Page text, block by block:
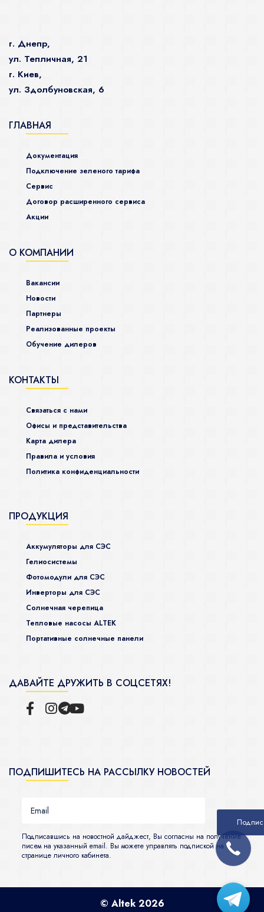
г. Днепр,
ул. Тепличная, 21
г. Киев,
ул. Здолбуновская, 6
ГЛАВНАЯ
Документация
Подключение зеленого тарифа
Сервис
Договор расширенного сервиса
Акции
О КОМПАНИИ
Вакансии
Новости
Партнеры
Реализованные проекты
Обучение дилеров
КОНТАКТЫ
Связаться с нами
Офисы и представительства
Карта дилера
Правила и условия
Политика конфиденциальности
ПРОДУКЦИЯ
Аккумуляторы для СЭС
Гелиосистемы
Фотомодули для СЭС
Инверторы для СЭС
Солнечная черепица
Тепловые насосы ALTEK
Портативные солнечные панели
ДАВАЙТЕ ДРУЖИТЬ В СОЦСЕТЯХ!
ПОДПИШИТЕСЬ НА РАССЫЛКУ НОВОСТЕЙ
Подписавшись на новостной дайджест, Вы согласны на получение
писем на указанный email. Вы можете управлять подпиской на
странице личного кабинета.
© Altek 2026